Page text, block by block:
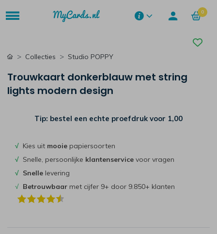
0
Collecties Studio POPPY
Trouwkaart donkerblauw met string
lights modern design
Tip: bestel een echte proefdruk voor 1,00
√ Kies uit mooie papiersoorten
√ Snelle, persoonlijke klantenservice voor vragen
√ Snelle levering
√ Betrouwbaar met cijfer 9+ door 9.850+ klanten